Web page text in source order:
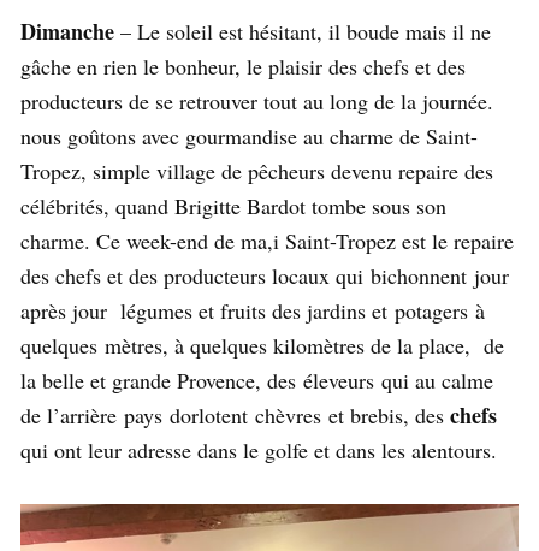
Dimanche – Le soleil est hésitant, il boude mais il ne
gâche en rien le bonheur, le plaisir des chefs et des
producteurs de se retrouver tout au long de la journée.
nous goûtons avec gourmandise au charme de Saint-
Tropez, simple village de pêcheurs devenu repaire des
célébrités, quand Brigitte Bardot tombe sous son
charme. Ce week-end de ma,i Saint-Tropez est le repaire
des chefs et des producteurs locaux qui bichonnent jour
après jour légumes et fruits des jardins et potagers à
quelques mètres, à quelques kilomètres de la place, de
la belle et grande Provence, des éleveurs qui au calme
de l’arrière pays dorlotent chèvres et brebis, des chefs
qui ont leur adresse dans le golfe et dans les alentours.